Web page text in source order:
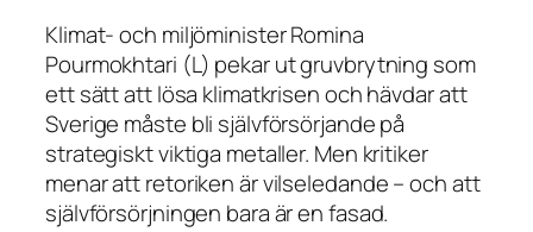
Klimat- och miljöminister Romina
Pourmokhtari (L) pekar ut gruvbrytning som
ett sätt att lösa klimatkrisen och hävdar att
Sverige måste bli självförsörjande på
strategiskt viktiga metaller. Men kritiker
menar att retoriken är vilseledande – och att
självförsörjningen bara är en fasad.